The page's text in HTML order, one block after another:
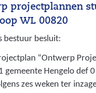
projectplannen
WL 00820
bestuur besluit:
“Ontwerp
gemeente Hengelo def
zes weken ter